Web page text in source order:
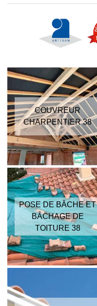
COUVREUR
CHARPENTIER 38
POSE DE BÂCHE ET
BÂCHAGE DE
TOITURE 38